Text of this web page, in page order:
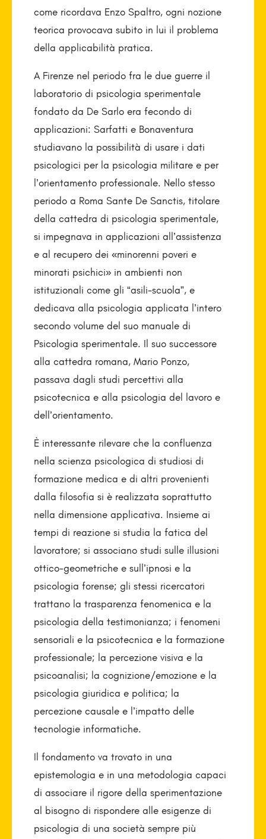
come ricordava Enzo Spaltro, ogni nozione
teorica provocava subito in lui il problema
della applicabilità pratica.
A Firenze nel periodo fra le due guerre il
laboratorio di psicologia sperimentale
fondato da De Sarlo era fecondo di
applicazioni: Sarfatti e Bonaventura
studiavano la possibilità di usare i dati
psicologici per la psicologia militare e per
l’orientamento professionale. Nello stesso
periodo a Roma Sante De Sanctis, titolare
della cattedra di psicologia sperimentale,
si impegnava in applicazioni all’assistenza
e al recupero dei «minorenni poveri e
minorati psichici» in ambienti non
istituzionali come gli “asili-scuola”, e
dedicava alla psicologia applicata l’intero
secondo volume del suo manuale di
Psicologia sperimentale. Il suo successore
alla cattedra romana, Mario Ponzo,
passava dagli studi percettivi alla
psicotecnica e alla psicologia del lavoro e
dell’orientamento.
È interessante rilevare che la confluenza
nella scienza psicologica di studiosi di
formazione medica e di altri provenienti
dalla filosofia si è realizzata soprattutto
nella dimensione applicativa. Insieme ai
tempi di reazione si studia la fatica del
lavoratore; si associano studi sulle illusioni
ottico-geometriche e sull’ipnosi e la
psicologia forense; gli stessi ricercatori
trattano la trasparenza fenomenica e la
psicologia della testimonianza; i fenomeni
sensoriali e la psicotecnica e la formazione
professionale; la percezione visiva e la
psicoanalisi; la cognizione/emozione e la
psicologia giuridica e politica; la
percezione causale e l’impatto delle
tecnologie informatiche.
Il fondamento va trovato in una
epistemologia e in una metodologia capaci
di associare il rigore della sperimentazione
al bisogno di rispondere alle esigenze di
psicologia di una società sempre più